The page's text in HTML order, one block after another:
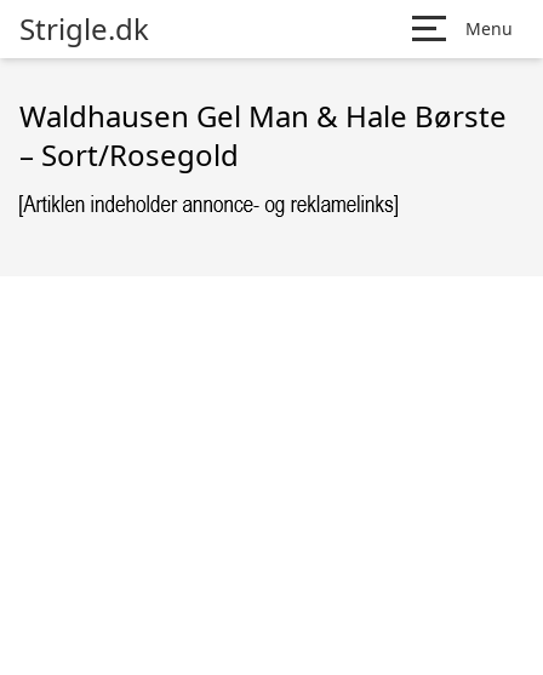
Strigle.dk Menu
Waldhausen Gel Man & Hale Børste
– Sort/Rosegold